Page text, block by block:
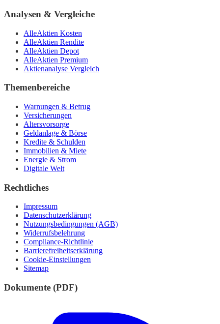
Analysen & Vergleiche
AlleAktien Kosten
AlleAktien Rendite
AlleAktien Depot
AlleAktien Premium
Aktienanalyse Vergleich
Themenbereiche
Warnungen & Betrug
Versicherungen
Altersvorsorge
Geldanlage & Börse
Kredite & Schulden
Immobilien & Miete
Energie & Strom
Digitale Welt
Rechtliches
Impressum
Datenschutzerklärung
Nutzungsbedingungen (AGB)
Widerrufsbelehrung
Compliance-Richtlinie
Barrierefreiheitserklärung
Cookie-Einstellungen
Sitemap
Dokumente (PDF)